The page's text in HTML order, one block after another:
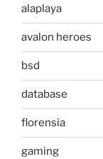
alaplaya
avalon heroes
bsd
database
florensia
gaming